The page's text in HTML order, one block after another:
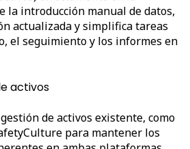
la introducción manual de datos,
actualizada y simplifica tareas
el seguimiento y los informes en
activos
de activos existente, como
para mantener los